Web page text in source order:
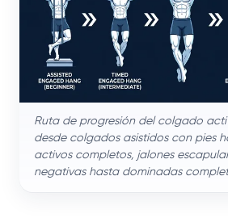
Ruta de progresión del colgado
desde colgados asistidos con pies
activos completos, jalones
negativas hasta dominadas